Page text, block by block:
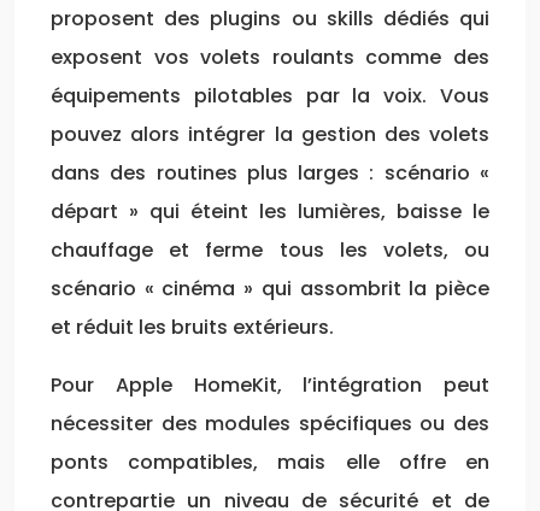
proposent des plugins ou skills dédiés qui
exposent vos volets roulants comme des
équipements pilotables par la voix. Vous
pouvez alors intégrer la gestion des volets
dans des routines plus larges : scénario «
départ » qui éteint les lumières, baisse le
chauffage et ferme tous les volets, ou
scénario « cinéma » qui assombrit la pièce
et réduit les bruits extérieurs.
Pour Apple HomeKit, l’intégration peut
nécessiter des modules spécifiques ou des
ponts compatibles, mais elle offre en
contrepartie un niveau de sécurité et de